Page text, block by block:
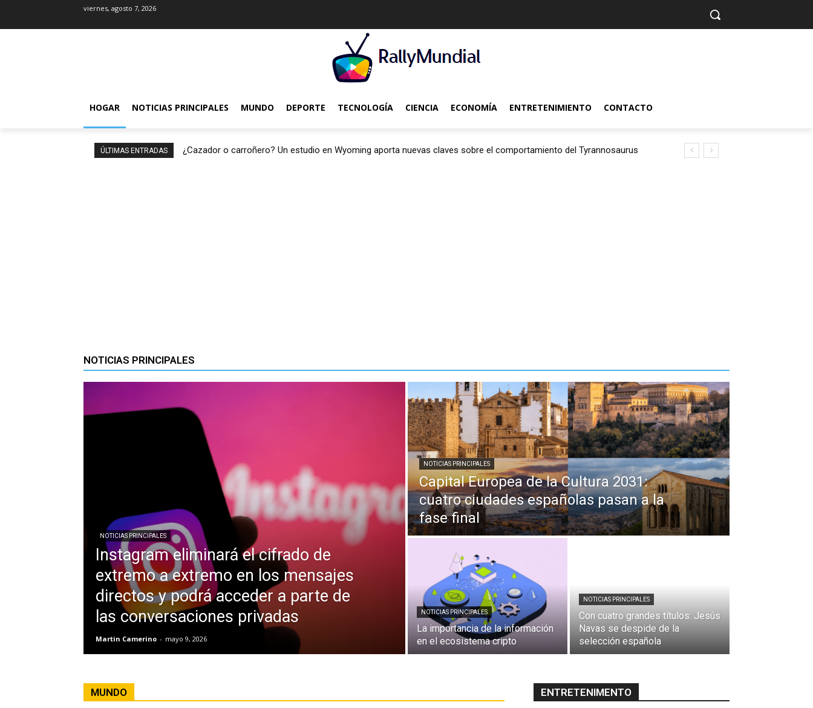
viernes, agosto 7, 2026
HOGAR NOTICIAS PRINCIPALES MUNDO DEPORTE TECNOLOGÍA CIENCIA ECONOMÍA ENTRETENIMIENTO CONTACTO
ÚLTIMAS ENTRADAS
¿Cazador o carroñero? Un estudio en Wyoming aporta nuevas claves sobre el comportamiento del Tyrannosaurus
NOTICIAS PRINCIPALES
NOTICIAS PRINCIPALES
Instagram eliminará el cifrado de
extremo a extremo en los mensajes
directos y podrá acceder a parte de
las conversaciones privadas
Martin Camerino - mayo 9, 2026
NOTICIAS PRINCIPALES
Capital Europea de la Cultura 2031:
cuatro ciudades españolas pasan a la
fase final
NOTICIAS PRINCIPALES
La importancia de la información
en el ecosistema cripto
NOTICIAS PRINCIPALES
Con cuatro grandes títulos: Jesús
Navas se despide de la
selección española
MUNDO ENTRETENIMENTO